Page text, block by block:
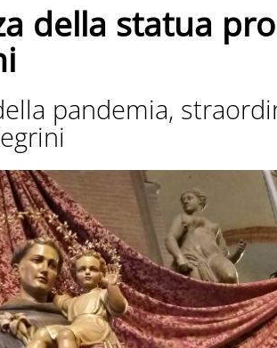
della statua
pandemia,